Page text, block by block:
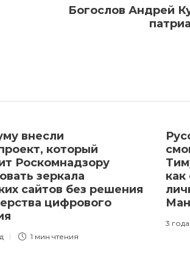
Богослов Андрей
внесли
который
Роскомнадзору
зеркала
сайтов без решения
цифрового
1 мин чтения
как
3